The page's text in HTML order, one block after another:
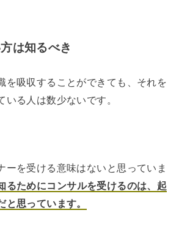
は知るべき
を吸収することができても、それを
いる人は数少ないです。
ーを受ける意味はないと思っていま
るためにコンサルを受けるのは、起
と思っています。